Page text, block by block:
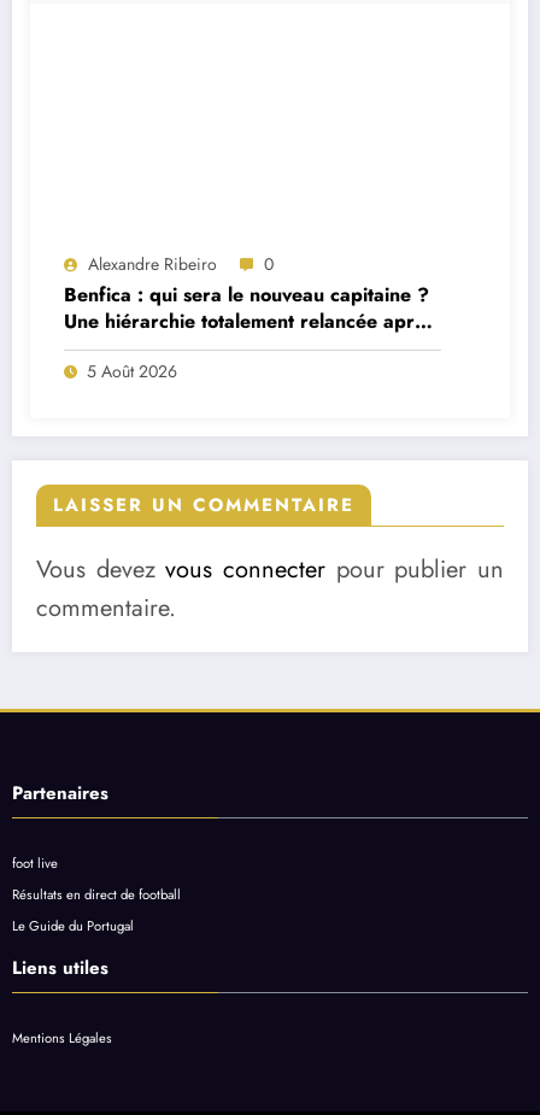
Alexandre Ribeiro 0
Benfica : qui sera le nouveau capitaine ?
Une hiérarchie totalement relancée après
deux départs majeurs
5 Août 2026
LAISSER UN COMMENTAIRE
Vous devezvous connecter pour publier un
commentaire.
Partenaires
foot live
Résultats en direct de football
Le Guide du Portugal
Liens utiles
Mentions Légales